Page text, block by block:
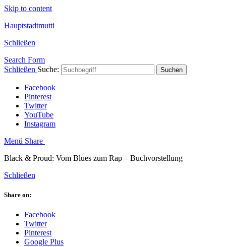
Skip to content
Hauptstadtmutti
Schließen
Search Form
Schließen Suche: Suchen
Facebook
Pinterest
Twitter
YouTube
Instagram
Menü Share
Black & Proud: Vom Blues zum Rap – Buchvorstellung
Schließen
Share on:
Facebook
Twitter
Pinterest
Google Plus